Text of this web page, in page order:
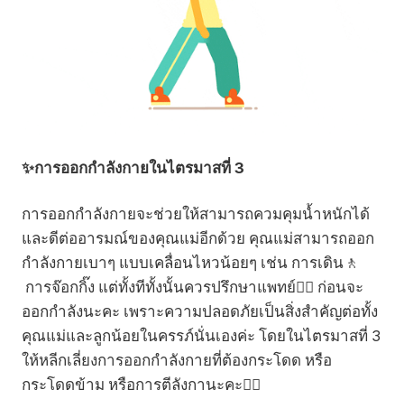
✨การออกกำลังกายในไตรมาสที่ 3
การออกกำลังกายจะช่วยให้สามารถควมคุมน้ำหนักได้
และดีต่ออารมณ์ของคุณแม่อีกด้วย คุณแม่สามารถออก
กำลังกายเบาๆ แบบเคลื่อนไหวน้อยๆ เช่น การเดิน🚶
การจ๊อกกิ๊ง แต่ทั้งทีทั้งนั้นควรปรึกษาแพทย์👩‍⚕️ ก่อนจะ
ออกกำลังนะคะ เพราะความปลอดภัยเป็นสิ่งสำคัญต่อทั้ง
คุณแม่และลูกน้อยในครรภ์นั่นเองค่ะ โดยในไตรมาสที่ 3
ให้หลีกเลี่ยงการออกกำลังกายที่ต้องกระโดด หรือ
กระโดดข้าม หรือการตีลังกานะคะ🙅‍♀️